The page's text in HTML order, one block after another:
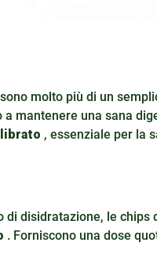
molto più di un
mantenere una sana
, essenziale per la
di disidratazione, le chips
. Forniscono una dose